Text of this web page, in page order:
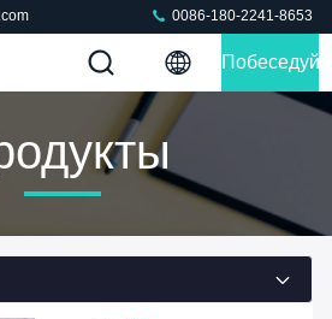
0086-180-2241-8653